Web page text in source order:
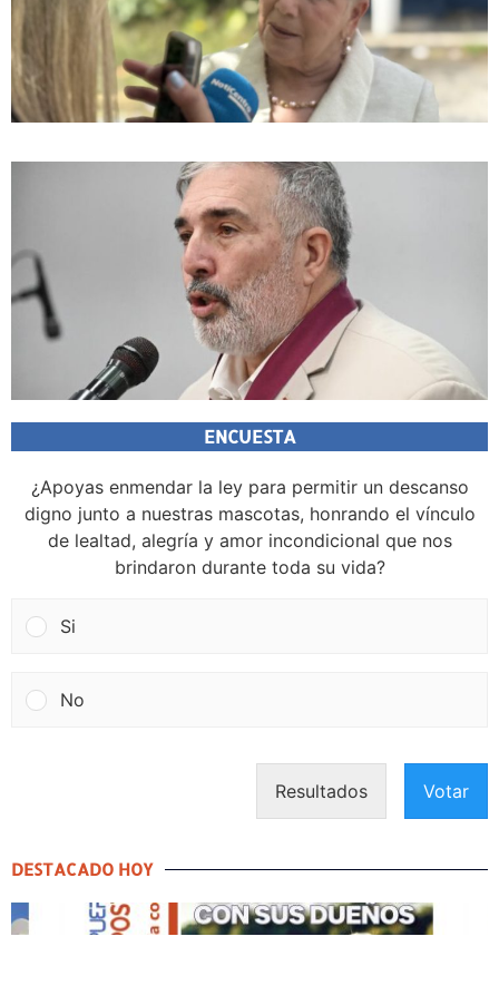
ENCUESTA
¿Apoyas enmendar la ley para permitir un descanso
digno junto a nuestras mascotas, honrando el vínculo
de lealtad, alegría y amor incondicional que nos
brindaron durante toda su vida?
Si
No
Resultados Votar
DESTACADO HOY